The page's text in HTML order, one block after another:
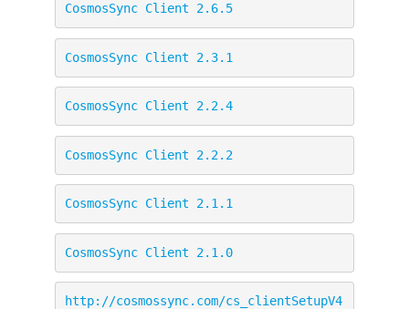
CosmosSync Client 2.6.5
CosmosSync Client 2.3.1
CosmosSync Client 2.2.4
CosmosSync Client 2.2.2
CosmosSync Client 2.1.1
CosmosSync Client 2.1.0
http://cosmossync.com/cs_clientSetupV4